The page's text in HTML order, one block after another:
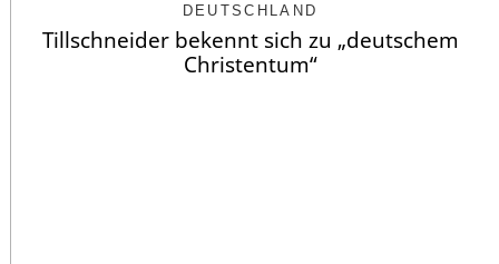
DEUTSCHLAND
Tillschneider bekennt sich zu „deutschem
Christentum“